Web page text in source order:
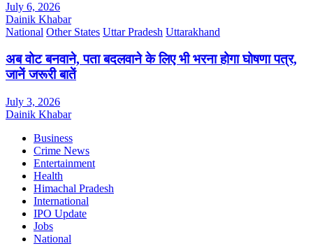
July 6, 2026
Dainik Khabar
National Other States Uttar Pradesh Uttarakhand
अब वोट बनवाने, पता बदलवाने के लिए भी भरना होगा घोषणा पत्र,
जानें जरूरी बातें
July 3, 2026
Dainik Khabar
Business
Crime News
Entertainment
Health
Himachal Pradesh
International
IPO Update
Jobs
National